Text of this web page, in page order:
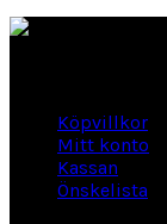
Köpvillkor
Mitt konto
Kassan
Önskelista